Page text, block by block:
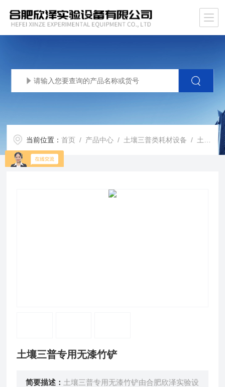
当前位置：首页 / 产品中心 / 土壤三普类耗材设备 / 土壤耗材仪器
土壤三普专用无漆竹铲
简要描述： 土壤三普专用无漆竹铲由合肥欣泽实验设